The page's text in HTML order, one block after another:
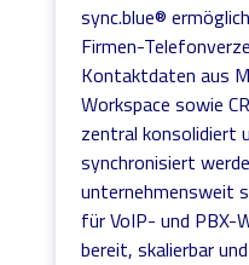
sync.blue®
Firmen-
Kontaktdaten aus
Workspace sowie
zentral konsolidiert
synchronisiert
unternehmensweit
für VoIP- und PBX-
bereit, skalierbar